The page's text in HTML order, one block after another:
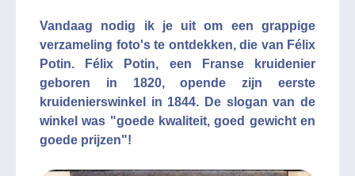
Vandaag nodig ik je uit om een grappige
verzameling foto's te ontdekken, die van Félix
Potin. Félix Potin, een Franse kruidenier
geboren in 1820, opende zijn eerste
kruidenierswinkel in 1844. De slogan van de
winkel was "goede kwaliteit, goed gewicht en
goede prijzen"!